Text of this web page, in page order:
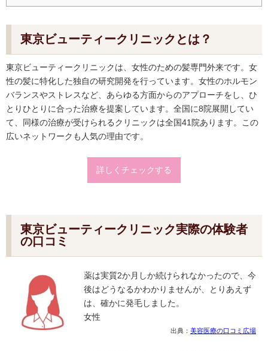
東京ビューティークリニックとは？
東京ビューティークリニックは、女性のための髪専門外来です。女
性の髪に特化した独自の研究開発を行っています。女性のホルモン
バランスやストレスなど、あらゆる方面からのアプローチをし、ひ
とりひとりに合った治療を提案しています。全国に8院展開してい
て、同様の治療が受けられるクリニックは全国41院あります。この
広いネットワークも人気の理由です。
詳しくチェックする
東京ビューティークリニック実際の体験者
の口コミ
薬は実質2か月しか続けられなかったので、今
後はどうなるかわかりませんが、とりあえず
は、確かに発毛しました。
女性
出典： 美容医療の口コミ広場